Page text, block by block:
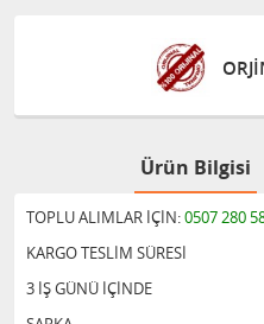
ORJİNAL
Ürün Bilgisi
TOPLU ALIMLAR İÇİN:0507 280
KARGO TESLİM SÜRESİ
3 İŞ GÜNÜ İÇİNDE